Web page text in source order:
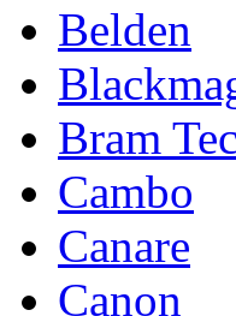
Belden
Bram
Cambo
Canare
Canon